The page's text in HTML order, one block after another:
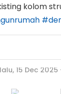
kolom
15 Dec 2025